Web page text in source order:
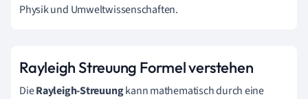
Physik und Umweltwissenschaften.
Rayleigh Streuung Formel verstehen
DieRayleigh-Streuungkann mathematisch durch eine